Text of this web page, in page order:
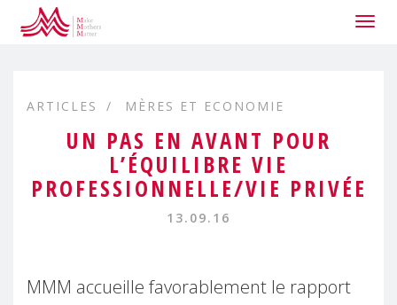
ARTICLES MÈRES ET ECONOMIE
UN PAS EN AVANT POUR
L’ÉQUILIBRE VIE
PROFESSIONNELLE/VIE PRIVÉE
13.09.16
MMM accueille favorablement le rapport